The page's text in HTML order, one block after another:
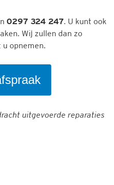
0297 324 247. U kunt ook
Wij zullen dan zo
opnemen.
uitgevoerde reparaties